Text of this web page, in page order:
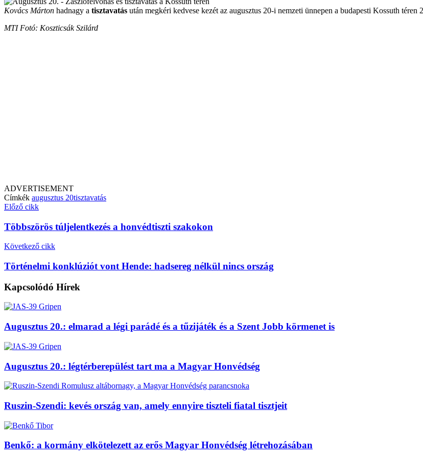
Kovács Márton hadnagy a tisztavatás után megkéri kedvese kezét az augusztus 20-i nemzeti ünnepen a budapesti Kossuth téren
MTI Fotó: Koszticsák Szilárd
ADVERTISEMENT
Címkék augusztus 20tisztavatás
Előző cikk
Többszörös túljelentkezés a honvédtiszti szakokon
Következő cikk
Történelmi konklúziót vont Hende: hadsereg nélkül nincs ország
Kapcsolódó Hírek
Augusztus 20.: elmarad a légi parádé és a tűzijáték és a Szent Jobb körmenet is
Augusztus 20.: légtérberepülést tart ma a Magyar Honvédség
Ruszin-Szendi: kevés ország van, amely ennyire tiszteli fiatal tisztjeit
Benkő: a kormány elkötelezett az erős Magyar Honvédség létrehozásában